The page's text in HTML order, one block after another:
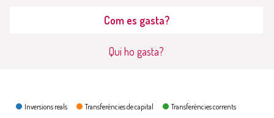
Com es gasta?
Qui ho gasta?
Com es gasta?
Inversions reals Transferències de capital
Transferències corrents